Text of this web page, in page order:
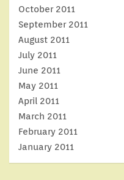
October 2011
September 2011
August 2011
July 2011
June 2011
May 2011
April 2011
March 2011
February 2011
January 2011